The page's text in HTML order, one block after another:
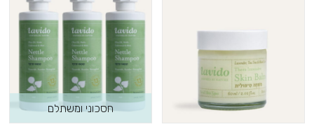
חסכוני ומשתלם